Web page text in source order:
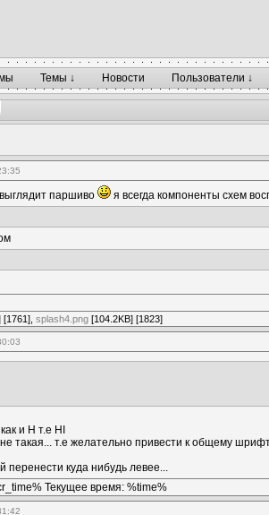
Темы ↓ Новости Пользователи ↓
паршиво
я всегда компоненты схем
[1761],splash4.png [104.2KB] [1823]
и H т.е HI
такая... т.е желательно привести к общему
перенести куда нибудь левее...
Текущее время: %time%